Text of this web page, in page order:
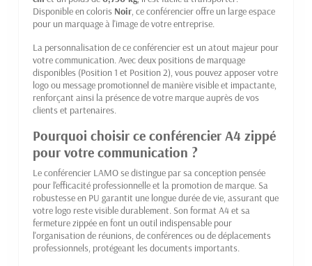
Disponible en coloris Noir, ce conférencier offre un large espace
pour un marquage à l'image de votre entreprise.
La personnalisation de ce conférencier est un atout majeur pour
votre communication. Avec deux positions de marquage
disponibles (Position 1 et Position 2), vous pouvez apposer votre
logo ou message promotionnel de manière visible et impactante,
renforçant ainsi la présence de votre marque auprès de vos
clients et partenaires.
Pourquoi choisir ce conférencier A4 zippé
pour votre communication ?
Le conférencier LAMO se distingue par sa conception pensée
pour l'efficacité professionnelle et la promotion de marque. Sa
robustesse en PU garantit une longue durée de vie, assurant que
votre logo reste visible durablement. Son format A4 et sa
fermeture zippée en font un outil indispensable pour
l'organisation de réunions, de conférences ou de déplacements
professionnels, protégeant les documents importants.